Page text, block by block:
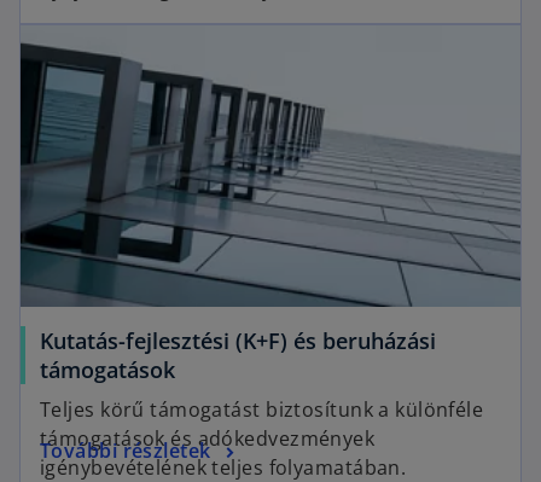
Kutatás-fejlesztési (K+F) és beruházási
támogatások
Teljes körű támogatást biztosítunk a különféle
támogatások és adókedvezmények
igénybevételének teljes folyamatában.
További részletek